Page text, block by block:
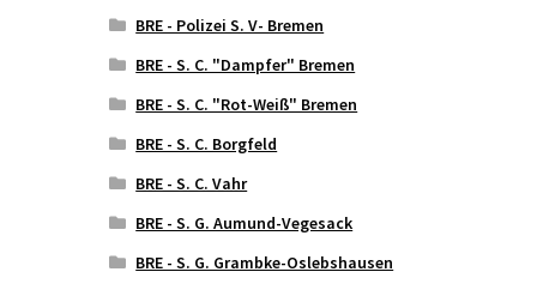
BRE - Polizei S. V- Bremen
BRE - S. C. "Dampfer" Bremen
BRE - S. C. "Rot-Weiß" Bremen
BRE - S. C. Borgfeld
BRE - S. C. Vahr
BRE - S. G. Aumund-Vegesack
BRE - S. G. Grambke-Oslebshausen